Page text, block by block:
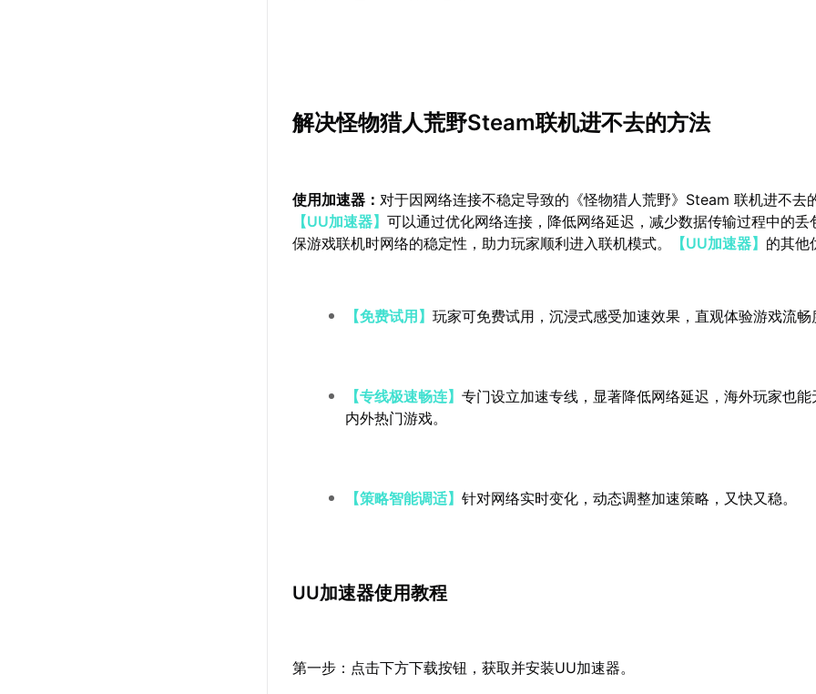
解决怪物猎人荒野Steam联机进不去的方法
使用加速器：对于因网络连接不稳定导致的《怪物猎人荒野》Steam 联机进不去
【UU加速器】可以通过优化网络连接，降低网络延迟，减少数据传输过程中的丢
保游戏联机时网络的稳定性，助力玩家顺利进入联机模式。
【UU加速器】 的其他
【免费试用】玩家可免费试用，沉浸式感受加速效果，直观体验游戏流畅
【专线极速畅连】专门设立加速专线，显著降低网络延迟，海外玩家也能
内外热门游戏。
【策略智能调适】针对网络实时变化，动态调整加速策略，又快又稳。
UU加速器使用教程
第一步：点击下方下载按钮，获取并安装UU加速器。